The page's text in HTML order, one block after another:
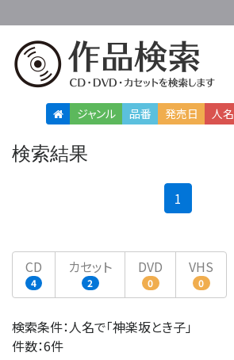
ジャンル 品番 発売日 人名
検索結果
1
CD
4
カセット
2
DVD
0
VHS
0
検索条件：人名で「神楽坂とき子」
件数：6件